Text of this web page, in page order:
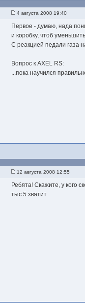
4 августа 2008 19:40
Первое - думаю, нада
и коробку, чтоб
С реакцией педали газа
Вопрос к AXEL RS:
...пока научился
12 августа 2008 12:55
Ребята! Скажите, у кого
тыс 5 хватит.